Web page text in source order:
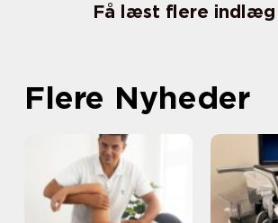
Få læst flere indlæg
Flere Nyheder